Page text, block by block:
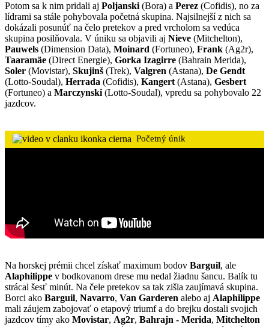
Potom sa k nim pridali aj Poljanski (Bora) a Perez (Cofidis), no za
lídrami sa stále pohybovala početná skupina. Najsilnejší z nich sa
dokázali posunúť na čelo pretekov a pred vrcholom sa vedúca
skupina posilňovala. V úniku sa objavili aj Nieve (Mitchelton),
Pauwels (Dimension Data), Moinard (Fortuneo), Frank (Ag2r),
Taaramäe (Direct Energie), Gorka Izagirre (Bahrain Merida),
Soler (Movistar), Skujinš (Trek), Valgren (Astana), De Gendt
(Lotto-Soudal), Herrada (Cofidis), Kangert (Astana), Gesbert
(Fortuneo) a Marczynski (Lotto-Soudal), vpredu sa pohybovalo 22
jazdcov.
Početný únik
Na horskej prémii chcel získať maximum bodov Barguil, ale
Alaphilippe v bodkovanom drese mu nedal žiadnu šancu. Balík tu
strácal šesť minút. Na čele pretekov sa tak zišla zaujímavá skupina.
Borci ako Barguil, Navarro, Van Garderen alebo aj Alaphilippe
mali záujem zabojovať o etapový triumf a do brejku dostali svojich
jazdcov tímy ako Movistar, Ag2r, Bahrajn - Merida, Mitchelton